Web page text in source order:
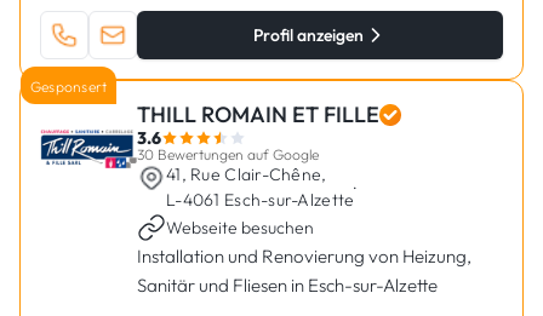
Profil anzeigen
Gesponsert
THILL ROMAIN ET FILLE
3.6
30 Bewertungen auf Google
41, Rue Clair-Chêne,
L-4061 Esch-sur-Alzette
·
Webseite besuchen
Installation und Renovierung von Heizung,
Sanitär und Fliesen in Esch-sur-Alzette